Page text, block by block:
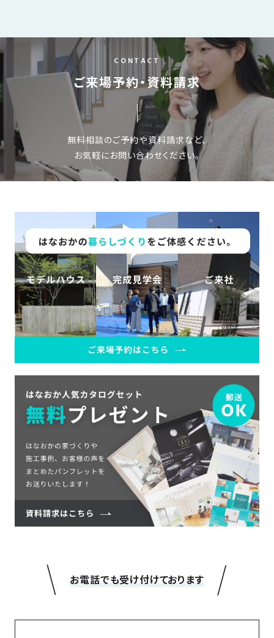
シ
ョ
ン
CONTACT
ご来場予約・資料請求
無料相談のご予約や資料請求など、
お気軽にお問い合わせください。
＼お電話でも受け付けております／